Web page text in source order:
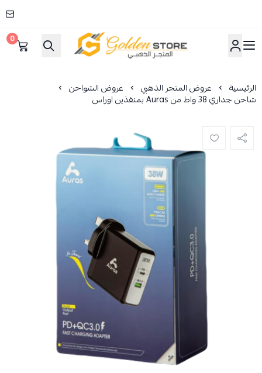
المتجر الذهبي
0
الرئيسية عروض المتجر الذهبي عروض الشواحن
شاحن جداري 38 واط من Auras بمنفذين اوراس